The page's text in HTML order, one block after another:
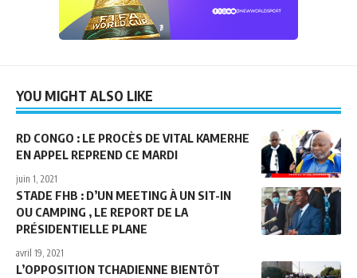
YOU MIGHT ALSO LIKE
RD CONGO : LE PROCÈS DE VITAL KAMERHE
EN APPEL REPREND CE MARDI
juin 1, 2021
STADE FHB : D’UN MEETING À UN SIT-IN
OU CAMPING , LE REPORT DE LA
PRÉSIDENTIELLE PLANE
avril 19, 2021
L’OPPOSITION TCHADIENNE BIENTÔT